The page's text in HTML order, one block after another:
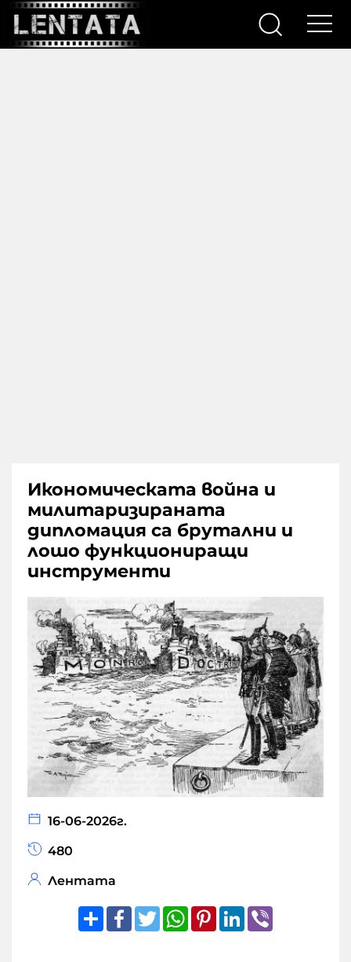
Икономическата война и
милитаризираната
дипломация са брутални и
лошо функциониращи
инструменти
16-06-2026г.
480
Лентата
ShareFacebook
TwitterWhatsApp
Pinterest
LinkedIn